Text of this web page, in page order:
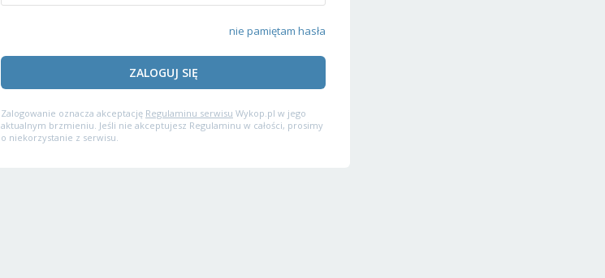
nie pamiętam hasła
ZALOGUJ SIĘ
Zalogowanie oznacza akceptację Regulaminu serwisu Wykop.pl w jego
aktualnym brzmieniu. Jeśli nie akceptujesz Regulaminu w całości, prosimy
o niekorzystanie z serwisu.